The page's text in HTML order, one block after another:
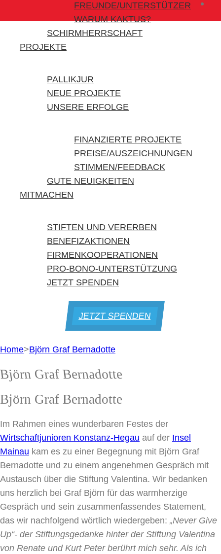
FREUNDE/UNTERSTÜTZER
WARUM KAKTUS?
SCHIRMHERRSCHAFT
PROJEKTE
PALLIKJUR
NEUE PROJEKTE
UNSERE ERFOLGE
FINANZIERTE PROJEKTE
PREISE/AUSZEICHNUNGEN
STIMMEN/FEEDBACK
GUTE NEUIGKEITEN
MITMACHEN
STIFTEN UND VERERBEN
BENEFIZAKTIONEN
FIRMENKOOPERATIONEN
PRO-BONO-UNTERSTÜTZUNG
JETZT SPENDEN
JETZT SPENDEN
Home>Björn Graf Bernadotte
Graf Bernadotte
Björn Graf Bernadotte
Im Rahmen eines wunderbaren Festes der
Wirtschaftjunioren Konstanz-Hegau auf der Insel
Mainau kam es zu einer Begegnung mit Björn Graf
Bernadotte und zu einem angenehmen Gespräch mit
Austausch über die Stiftung Valentina. Wir bedanken
uns herzlich bei Graf Björn für das warmherzige
Gespräch und sein zusammenfassendes Statement,
das wir nachfolgend wörtlich wiedergeben: „Never Give
Up“- der Stiftungsgedanke hinter der Stiftung Valentina
von Renate und Kurt Peter berührt mich sehr. Als ich